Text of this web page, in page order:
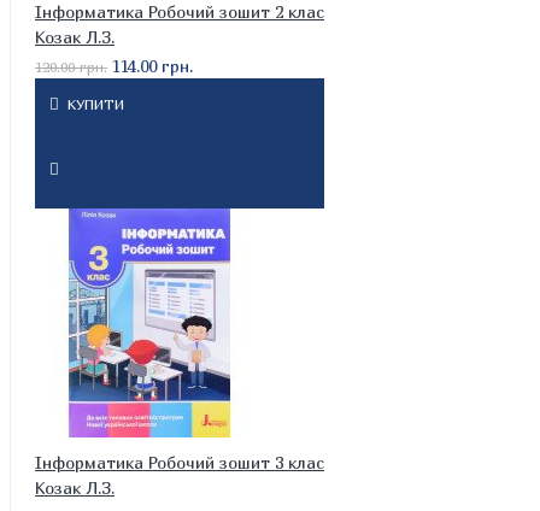
Інформатика Робочий зошит 2 клас
Козак Л.З.
120.00 грн. 114.00 грн.
КУПИТИ
Інформатика Робочий зошит 3 клас
Козак Л.З.